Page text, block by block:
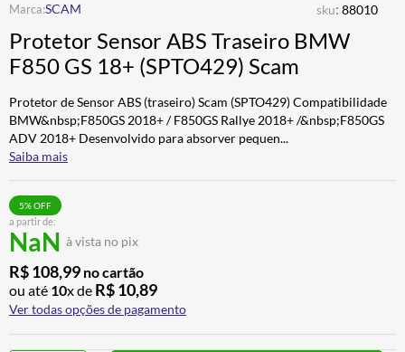
SCAM sku: 88010
Protetor Sensor ABS Traseiro BMW
F850 GS 18+ (SPTO429) Scam
Protetor de Sensor ABS (traseiro) Scam (SPTO429) Compatibilidade
BMW&nbsp;F850GS 2018+ / F850GS Rallye 2018+ /&nbsp;F850GS
ADV 2018+ Desenvolvido para absorver pequen...
Saiba mais
a partir de:
NaN à vista no pix
5% OFF
R$108,99 no cartão
ou até 10x de R$10,89
Ver todas opções de pagamento
4º ÓCULOS SOLAR
5º LUVA
6º ALPINESTAR
7º BAU
8º CALÇA
9º AIROH
10º